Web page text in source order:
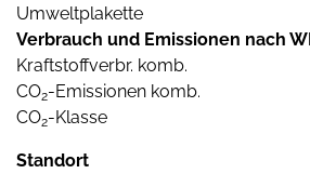
Umweltplakette
Verbrauch und Emissionen nach
Kraftstoffverbr. komb.
CO2-Emissionen komb.
CO2-Klasse
Standort